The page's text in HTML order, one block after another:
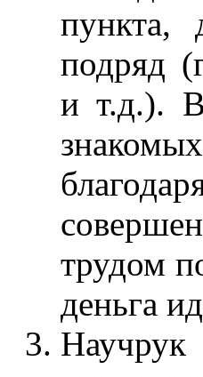
пункта,
подряд
и т.д.).
трудом
деньга